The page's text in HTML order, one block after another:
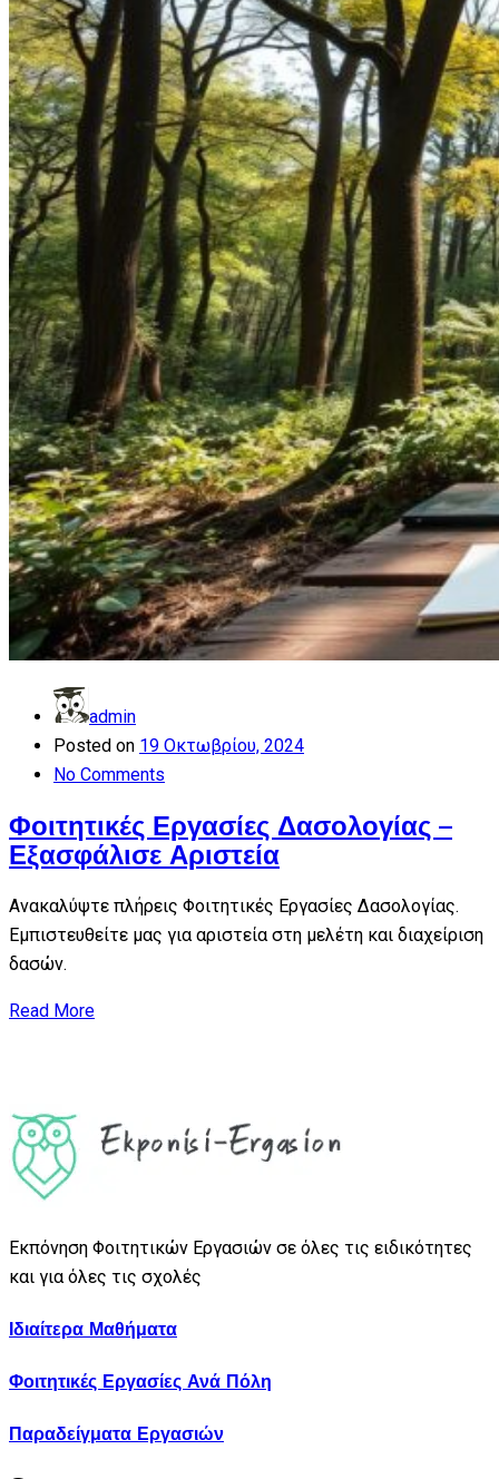
admin
Posted on 19 Οκτωβρίου, 2024
No Comments
Φοιτητικές Εργασίες Δασολογίας –
Εξασφάλισε Αριστεία
Ανακαλύψτε πλήρεις Φοιτητικές Εργασίες Δασολογίας.
Εμπιστευθείτε μας για αριστεία στη μελέτη και διαχείριση
δασών.
Read More
Εκπόνηση Φοιτητικών Εργασιών σε όλες τις ειδικότητες
και για όλες τις σχολές
Ιδιαίτερα Μαθήματα
Φοιτητικές Εργασίες Ανά Πόλη
Παραδείγματα Εργασιών